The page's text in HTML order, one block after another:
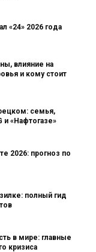
«24» 2026 года
влияние на
и кому стоит
семья,
и «Нафтогазе»
2026: прогноз по
полный гид
в мире: главные
кризиса